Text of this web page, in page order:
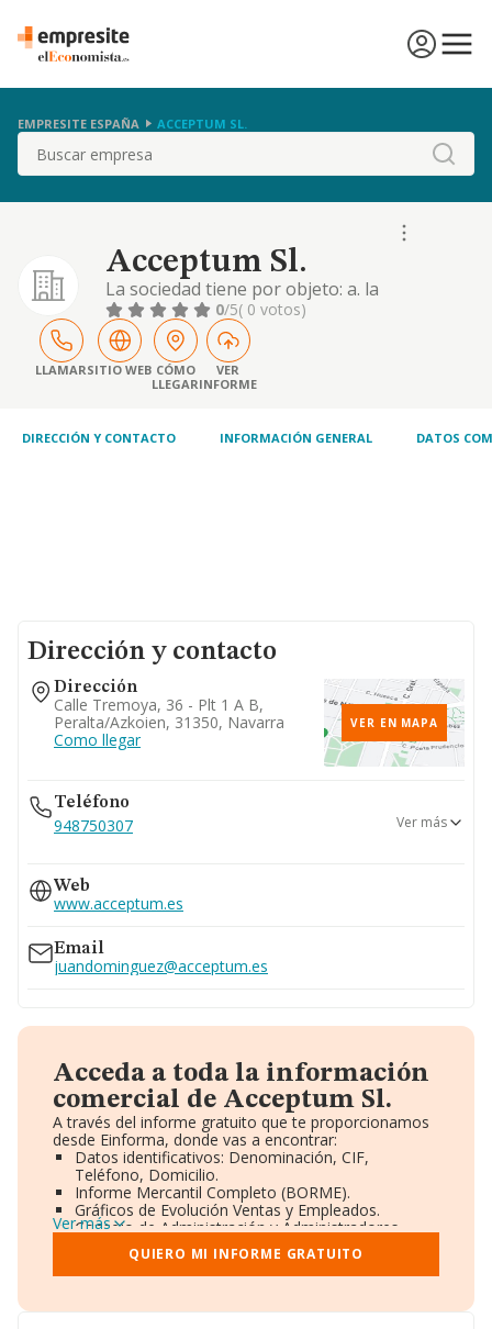
EMPRESITE ESPAÑA ACCEPTUM SL.
Buscar
Acceptum Sl.
La sociedad tiene por objeto: a. la
mecanizacion e informatizacion de nominas
y documentos de la seguridad social;
contabilidades, inventarios, facturas,
declaraciones de impuestos y fiscales en
general, asi como todos a
0/5( 0 votos)
LLAMARSITIO WEB CÓMO
LLEGAR
VER
INFORME
DIRECCIÓN Y CONTACTO INFORMACIÓN GENERAL DATOS
Dirección y contacto
Dirección
Calle Tremoya, 36 - Plt 1 A B,
Peralta/azkoien, 31350, Navarra
Como llegar
VER EN MAPA
Teléfono
948750307
948713191
948713087
Ver más
Web
www.acceptum.es
Email
juandominguez@acceptum.es
Acceda a toda la información
comercial de Acceptum Sl.
A través del informe gratuito que te proporcionamos
desde Einforma, donde vas a encontrar:
Datos identificativos: Denominación, CIF,
Teléfono, Domicilio.
Informe Mercantil Completo (BORME).
Gráficos de Evolución Ventas y Empleados.
Consejo de Administración y Administradores.
Directivos y Ejecutivos.
Accionistas.
Participaciones y Vinculaciones en otras empresas.
Información oficial y registral complementaria.
Ver más
QUIERO MI INFORME GRATUITO